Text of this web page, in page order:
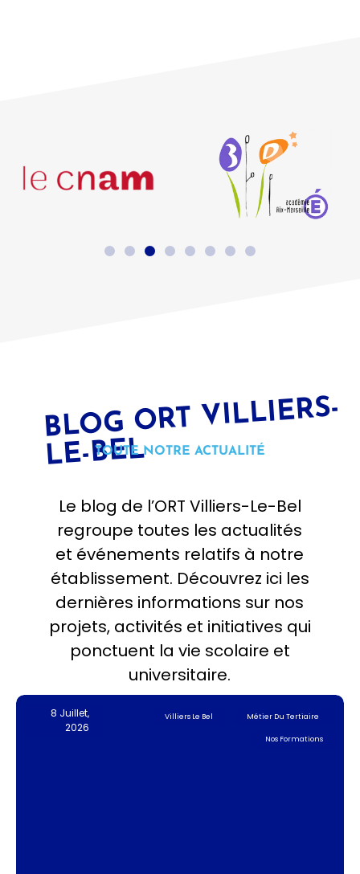
BL
OG
ORT VILLIERS-
LE-BELTOUTE NOTRE ACTUALITÉ
Le blog de l’ORT Villiers-Le-Bel
regroupe toutes les actualités
et événements relatifs à notre
établissement. Découvrez ici les
dernières informations sur nos
projets, activités et initiatives qui
ponctuent la vie scolaire et
universitaire.
8 Juillet,
2026
Villiers Le Bel Métier Du Tertiaire
Nos Formations